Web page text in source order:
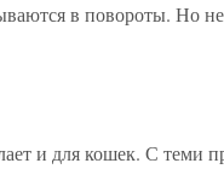
в повороты. Но
и для кошек. С теми